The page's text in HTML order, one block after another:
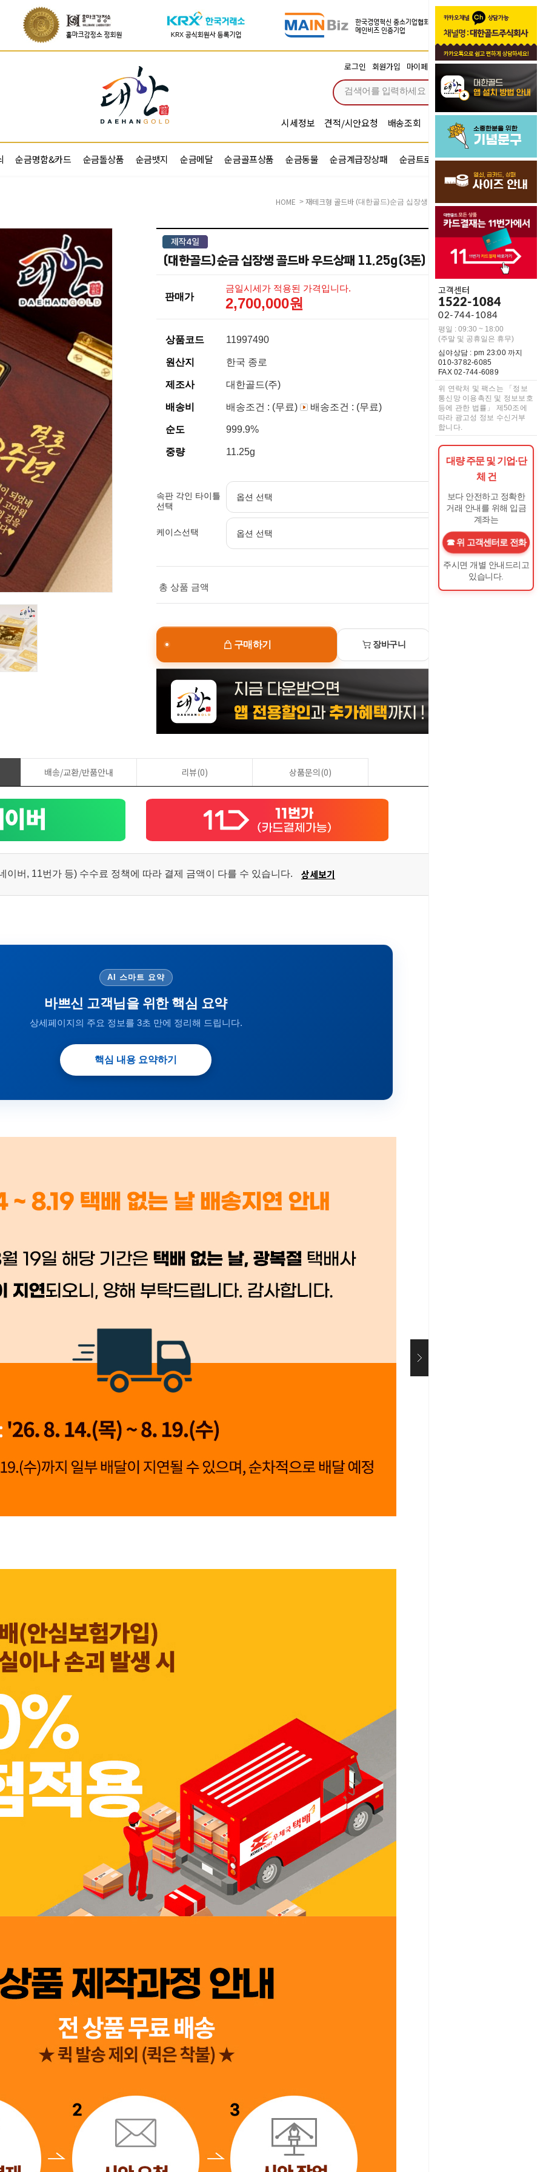
로그인 회원가입 마이페이지 주문조회 장바구니 0
시세정보 견적/시안요청 배송조회 시안확인 기념문구예문
순금명함&카드 순금돌상품 순금뱃지 순금메달 순금골프상품 순금동물 순금계급장상패 순금트로피 순금기업반지
고객센터
1522-1084
02-744-1084
평일 : 09:30 ~ 18:00
(주말 및 공휴일은 휴무)
심야상담 : pm 23:00 까지
010-3782-6085
FAX 02-744-6089
위 연락처 및 팩스는 「정보
통신망 이용촉진 및 정보보호
등에 관한 법률」 제50조에
따라 광고성 정보 수신거부
합니다.
대량 주문 및 기업·단
체 건
보다 안전하고 정확한
거래 안내를 위해 입금
계좌는
위 고객센터로 전화
주시면 개별 안내드리고
있습니다.
HOME > 재테크형 골드바 (대한골드)순금 십장생 골드바 우드상패 11.25g(3돈)
(대한골드)순금 십장생 골드바 우드상패 11.25g(3돈)
판매가
금일시세가 적용된 가격입니다.
2,700,000원
상품코드 11997490
원산지 한국 종로
제조사 대한골드(주)
배송비 배송조건 : (무료) 배송조건 : (무료)
순도 999.9%
중량 11.25g
속판 각인 타이틀
선택
케이스선택
총 상품 금액 0원
구매하기 장바구니
배송/교환/반품안내 리뷰(0) 상품문의(0)
이버, 11번가 등) 수수료 정책에 따라 결제 금액이 다를 수 있습니다. 상세보기
AI 스마트 요약
바쁘신 고객님을 위한 핵심 요약
상세페이지의 주요 정보를 3초 만에 정리해 드립니다.
핵심 내용 요약하기
👍 네, 도움 됐어요 👎 아뇨, 아쉬워요